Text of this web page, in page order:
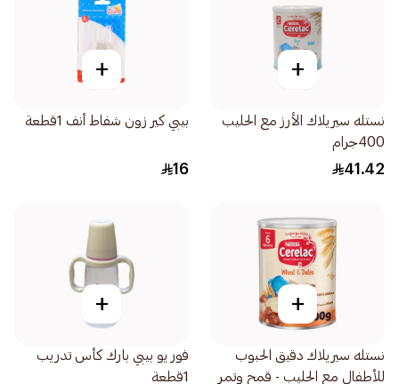
+
نستله سيريلاك الأرز مع الحليب
400جرام
41.42
+
بيبي كير زون شفاط أنف 1قطعة
16
+
نستله سيريلاك دقيق الحبوب
للأطفال مع الحليب - قمح وتمر
+
فور يو بيبي بارك كأس تدريب
1قطعة